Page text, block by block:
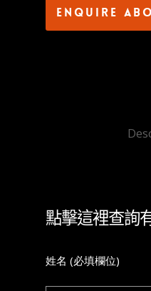
Enquire
點擊這裡查詢
姓名 (必填欄位)